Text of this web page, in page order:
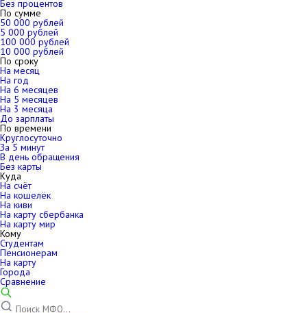
Без процентов
По сумме
50 000 рублей
5 000 рублей
100 000 рублей
10 000 рублей
По сроку
На месяц
На год
На 6 месяцев
На 5 месяцев
На 3 месяца
До зарплаты
По времени
Круглосуточно
За 5 минут
В день обращения
Без карты
Куда
На счёт
На кошелёк
На киви
На карту сбербанка
На карту мир
Кому
Студентам
Пенсионерам
На карту
Города
Сравнение